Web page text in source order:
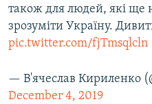
також для людей, які ще
зрозуміти Україну.
pic.twitter.com/fjTmsqlcln
— В'ячеслав Кириленко
December 4, 2019